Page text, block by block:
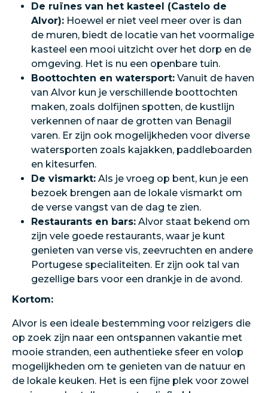
De ruïnes van het kasteel (Castelo de
Alvor): Hoewel er niet veel meer over is dan
de muren, biedt de locatie van het voormalige
kasteel een mooi uitzicht over het dorp en de
omgeving. Het is nu een openbare tuin.
Boottochten en watersport: Vanuit de haven
van Alvor kun je verschillende boottochten
maken, zoals dolfijnen spotten, de kustlijn
verkennen of naar de grotten van Benagil
varen. Er zijn ook mogelijkheden voor diverse
watersporten zoals kajakken, paddleboarden
en kitesurfen.
De vismarkt: Als je vroeg op bent, kun je een
bezoek brengen aan de lokale vismarkt om
de verse vangst van de dag te zien.
Restaurants en bars: Alvor staat bekend om
zijn vele goede restaurants, waar je kunt
genieten van verse vis, zeevruchten en andere
Portugese specialiteiten. Er zijn ook tal van
gezellige bars voor een drankje in de avond.
Kortom:
Alvor is een ideale bestemming voor reizigers die
op zoek zijn naar een ontspannen vakantie met
mooie stranden, een authentieke sfeer en volop
mogelijkheden om te genieten van de natuur en
de lokale keuken. Het is een fijne plek voor zowel